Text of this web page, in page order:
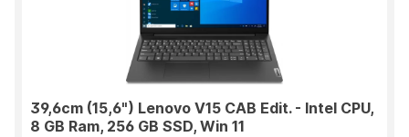
39,6cm (15,6") Lenovo V15 CAB Edit. - Intel CPU,
8 GB Ram, 256 GB SSD, Win 11